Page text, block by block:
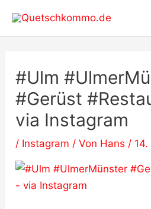
Inhalt
#Ulm
#Gerüst
via Instagram
/ Instagram / Von Hans /